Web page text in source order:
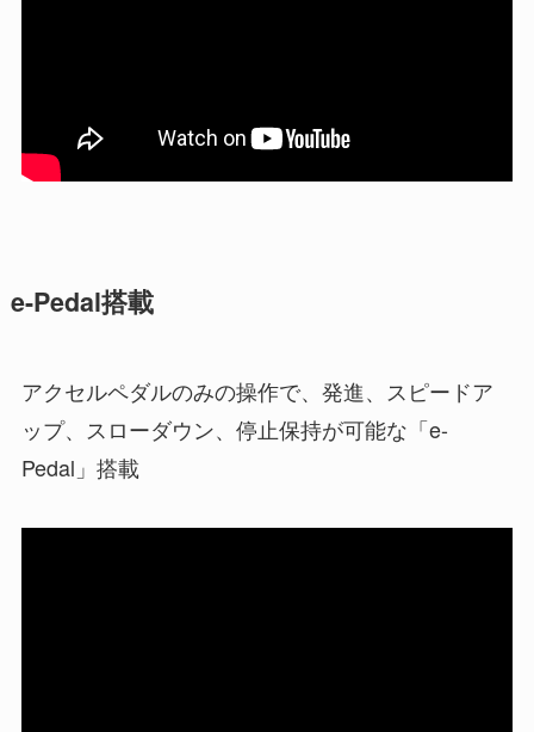
e-Pedal搭載
アクセルペダルのみの操作で、発進、スピードア
ップ、スローダウン、停止保持が可能な「e-
Pedal」搭載